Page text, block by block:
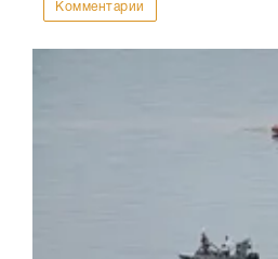
Комментарии